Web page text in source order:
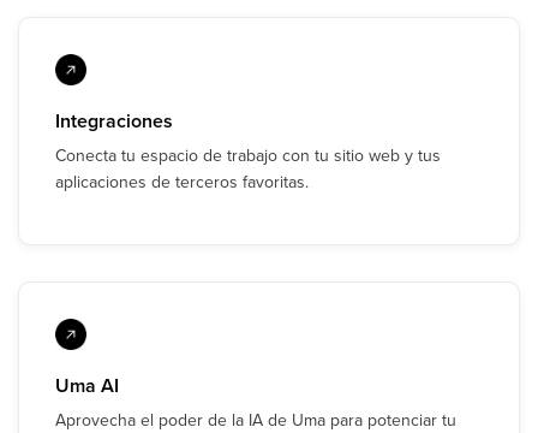
Integraciones
Conecta tu espacio de trabajo con tu sitio web y tus
aplicaciones de terceros favoritas.
Uma AI
Aprovecha el poder de la IA de Uma para potenciar tu